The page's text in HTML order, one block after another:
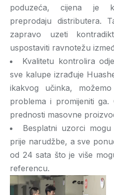
poduzeća, cijena je
preprodaju distributera.
zapravo uzeti
uspostaviti ravnotežu
Kvalitetu kontrolira
sve kalupe izrađuje
ikakvog učinka,
problema i promijeniti
prednosti masovne
Besplatni uzorci
prije narudžbe, a sve
od 24 sata što je više
referencu.